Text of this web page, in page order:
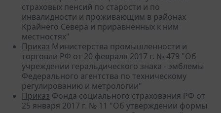
страховых пенсий по старости и по
инвалидности и проживающим в районах
Крайнего Севера и приравненных к ним
местностях"
Приказ Министерства промышленности и
торговли РФ от 20 февраля 2017 г. № 479 "Об
учреждении геральдического знака - эмблемы
Федерального агентства по техническому
регулированию и метрологии"
Приказ Фонда социального страхования РФ от
25 января 2017 г. № 11 "Об утверждении формы